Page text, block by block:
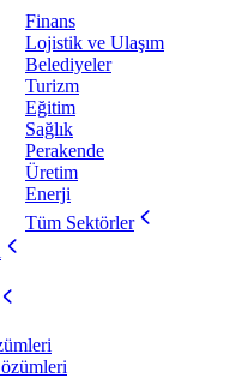
Finans
Lojistik ve Ulaşım
Belediyeler
Turizm
Eğitim
Sağlık
Perakende
Üretim
Enerji
Tüm Sektörler